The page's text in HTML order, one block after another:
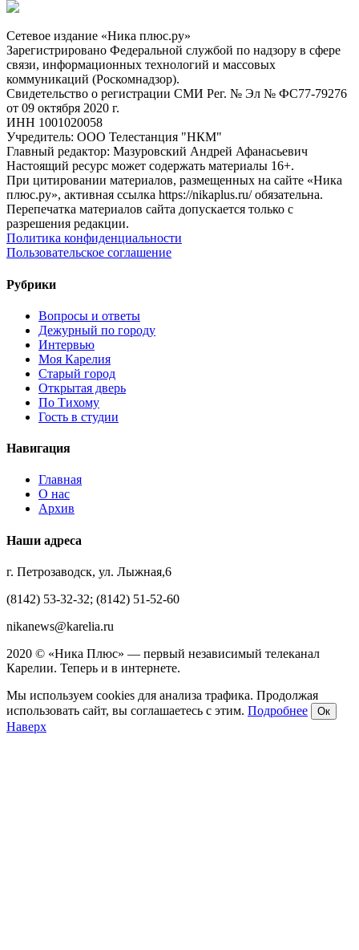
Сетевое издание «Ника плюс.ру»
Зарегистрировано Федеральной службой по надзору в сфере
связи, информационных технологий и массовых
коммуникаций (Роскомнадзор).
Свидетельство о регистрации СМИ Рег. № Эл № ФС77-79276
от 09 октября 2020 г.
ИНН 1001020058
Учредитель: ООО Телестанция "НКМ"
Главный редактор: Мазуровский Андрей Афанасьевич
Настоящий ресурс может содержать материалы 16+.
При цитировании материалов, размещенных на сайте «Ника
плюс.ру», активная ссылка https://nikaplus.ru/ обязательна.
Перепечатка материалов сайта допускается только с
разрешения редакции.
Политика конфиденциальности
Пользовательское соглашение
Рубрики
Вопросы и ответы
Дежурный по городу
Интервью
Моя Карелия
Старый город
Открытая дверь
По Тихому
Гость в студии
Навигация
Главная
О нас
Архив
Наши адреса
г. Петрозаводск, ул. Лыжная,6
(8142) 53-32-32; (8142) 51-52-60
nikanews@karelia.ru
2020 © «Ника Плюс» — первый независимый телеканал
Карелии. Теперь и в интернете.
Мы используем cookies для анализа трафика. Продолжая
использовать сайт, вы соглашаетесь с этим. Подробнее Ок
Наверх